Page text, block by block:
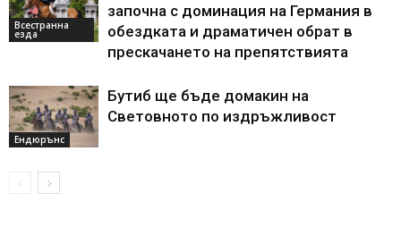
Всестранна
езда
започна с доминация на Германия в
обездката и драматичен обрат в
прескачането на препятствията
Ендюрънс
Бутиб ще бъде домакин на
Световното по издръжливост